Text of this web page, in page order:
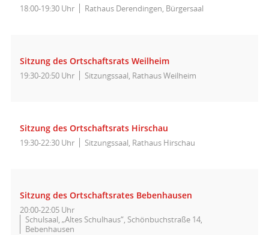
18:00-19:30 Uhr Rathaus Derendingen, Bürgersaal
Sitzung des Ortschaftsrats Weilheim
19:30-20:50 Uhr Sitzungssaal, Rathaus Weilheim
Sitzung des Ortschaftsrats Hirschau
19:30-22:30 Uhr Sitzungssaal, Rathaus Hirschau
Sitzung des Ortschaftsrates Bebenhausen
20:00-22:05 Uhr
Schulsaal, „Altes Schulhaus“, Schönbuchstraße 14,
Bebenhausen